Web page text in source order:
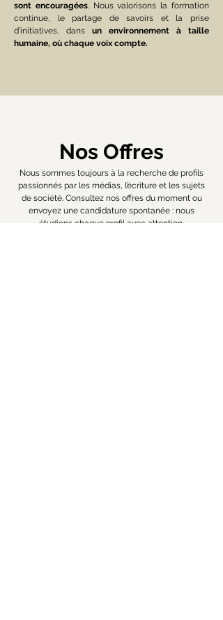
sont encouragées. Nous valorisons la formation
continue, le partage de savoirs et la prise
d’initiatives, dans un environnement à taille
humaine, où chaque voix compte.
Nos Offres
Nous sommes toujours à la recherche de profils
passionnés par les médias, l’écriture et les sujets
de société. Consultez nos offres du moment ou
envoyez une candidature spontanée : nous
étudions chaque profil avec attention.